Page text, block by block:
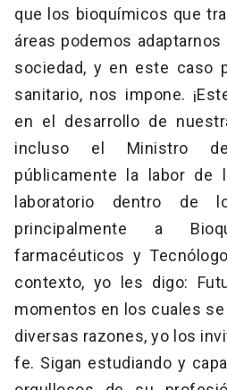
que los bioquímicos que
áreas podemos
sociedad, y en este caso
sanitario, nos impone.
en el desarrollo de
incluso el Ministro
públicamente la labor de
laboratorio dentro de
principalmente a
farmacéuticos y
contexto, yo les digo:
momentos en los cuales
diversas razones, yo los
fe. Sigan estudiando y